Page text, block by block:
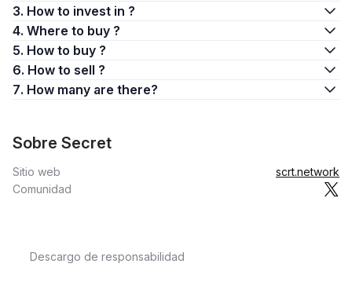
3. How to invest in ?
4. Where to buy ?
5. How to buy ?
6. How to sell ?
7. How many are there?
Sobre Secret
Sitio web
scrt.network
Comunidad
Descargo de responsabilidad